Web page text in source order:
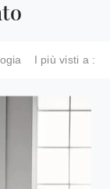
I più visti a :